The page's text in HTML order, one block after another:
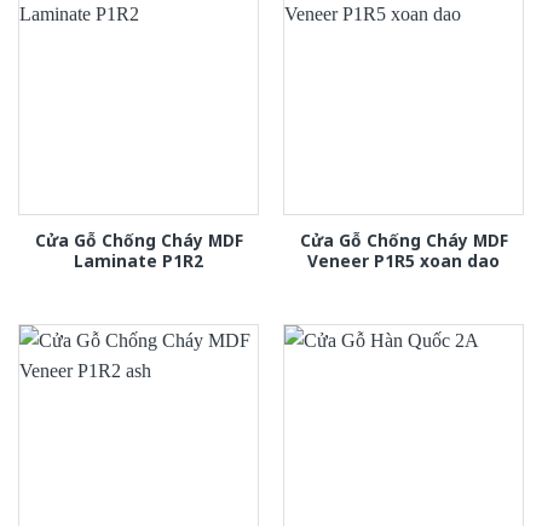
Cửa Gỗ Chống Cháy MDF
Laminate P1R2
Cửa Gỗ Chống Cháy MDF
Veneer P1R5 xoan dao